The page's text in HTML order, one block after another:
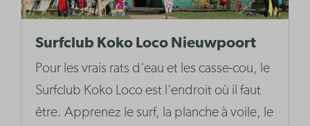
Surfclub Koko Loco Nieuwpoort
Pour les vrais rats d'eau et les casse-cou, le
Surfclub Koko Loco est l'endroit où il faut
être. Apprenez le surf, la planche à voile, le